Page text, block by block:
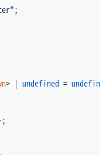
;
> | undefined =